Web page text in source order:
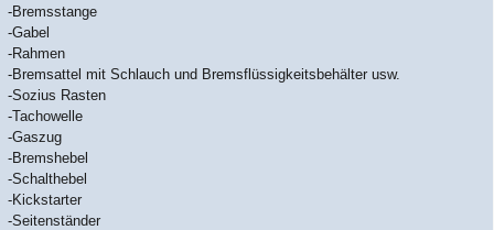
-Bremsstange
-Gabel
-Rahmen
-Bremsattel mit Schlauch und Bremsflüssigkeitsbehälter usw.
-Sozius Rasten
-Tachowelle
-Gaszug
-Bremshebel
-Schalthebel
-Kickstarter
-Seitenständer